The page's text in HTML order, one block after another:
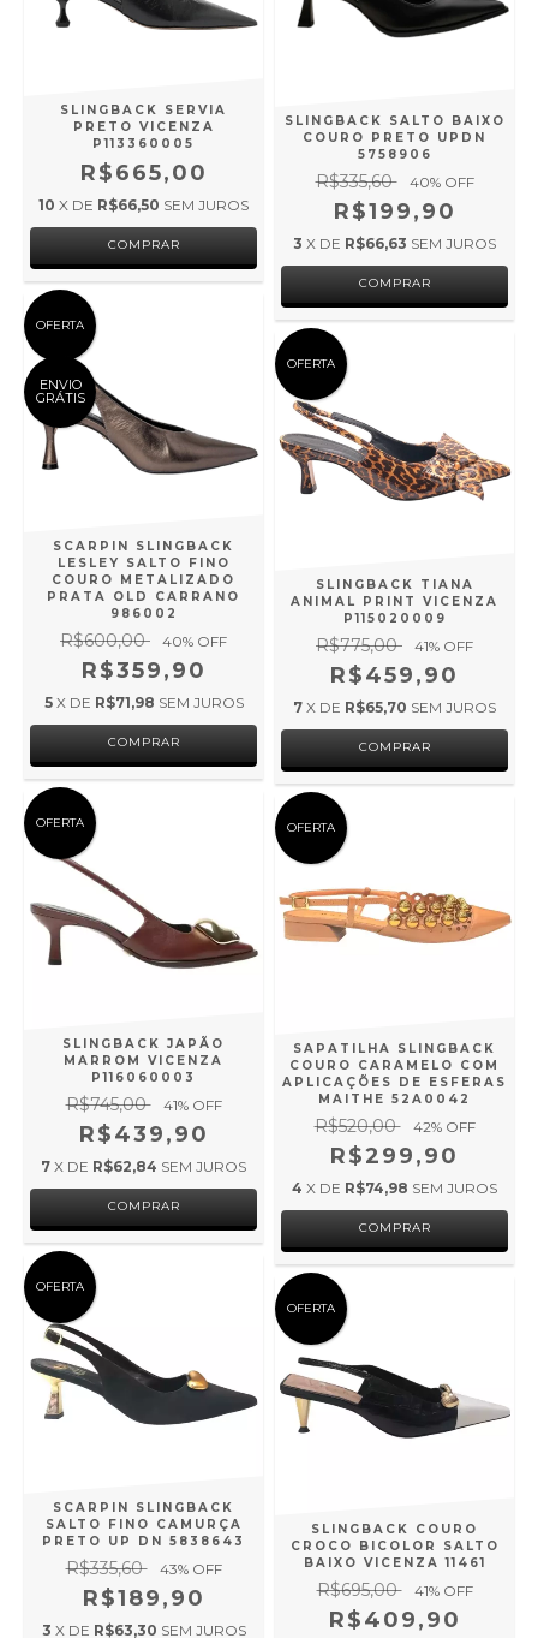
SLINGBACK SERVIA
PRETO VICENZA
P113360005
R$665,00
10 X DE R$66,50 SEM JUROS
COMPRAR
SLINGBACK SALTO BAIXO
COURO PRETO UPDN
5758906
R$335,60 40% OFF
R$199,90
3 X DE R$66,63 SEM JUROS
COMPRAR
OFERTA
ENVIO
GRÁTIS
SCARPIN SLINGBACK
LESLEY SALTO FINO
COURO METALIZADO
PRATA OLD CARRANO
986002
R$600,00 40% OFF
R$359,90
5 X DE R$71,98 SEM JUROS
COMPRAR
OFERTA
SLINGBACK TIANA
ANIMAL PRINT VICENZA
P115020009
R$775,00 41% OFF
R$459,90
7 X DE R$65,70 SEM JUROS
COMPRAR
OFERTA
SLINGBACK JAPÃO
MARROM VICENZA
P116060003
R$745,00 41% OFF
R$439,90
7 X DE R$62,84 SEM JUROS
COMPRAR
OFERTA
SAPATILHA SLINGBACK
COURO CARAMELO COM
APLICAÇÕES DE ESFERAS
MAITHE 52A0042
R$520,00 42% OFF
R$299,90
4 X DE R$74,98 SEM JUROS
COMPRAR
OFERTA
SCARPIN SLINGBACK
SALTO FINO CAMURÇA
PRETO UP DN 5838643
R$335,60 43% OFF
R$189,90
3 X DE R$63,30 SEM JUROS
OFERTA
SLINGBACK COURO
CROCO BICOLOR SALTO
BAIXO VICENZA 11461
R$695,00 41% OFF
R$409,90